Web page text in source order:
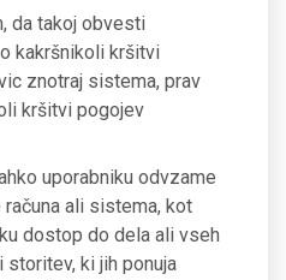
da takoj obvesti
kakršnikoli kršitvi
znotraj sistema, prav
kršitvi pogojev
uporabniku odvzame
ali sistema, kot
dostop do dela ali vseh
ki jih ponuja